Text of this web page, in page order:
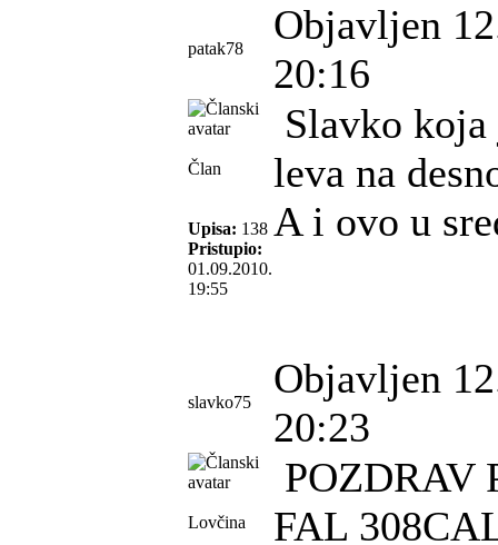
patak78
Objavljen
20:16
Član
Upisa: 138
Pristupio:
01.09.2010.
19:55
Slavko koja
leva na
A i ovo u
slavko75
Objavljen
20:23
Lovčina
POZDRAV
FAL